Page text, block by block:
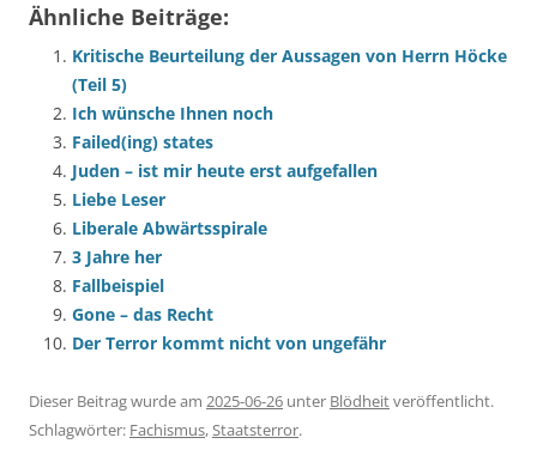
Ähnliche Beiträge:
Kritische Beurteilung der Aussagen von Herrn Höcke
(Teil 5)
Ich wünsche Ihnen noch
Failed(ing) states
Juden – ist mir heute erst aufgefallen
Liebe Leser
Liberale Abwärtsspirale
3 Jahre her
Fallbeispiel
Gone – das Recht
Der Terror kommt nicht von ungefähr
Dieser Beitrag wurde am 2025-06-26 unter Blödheitveröffentlicht.
Schlagwörter: Fachismus,Staatsterror.